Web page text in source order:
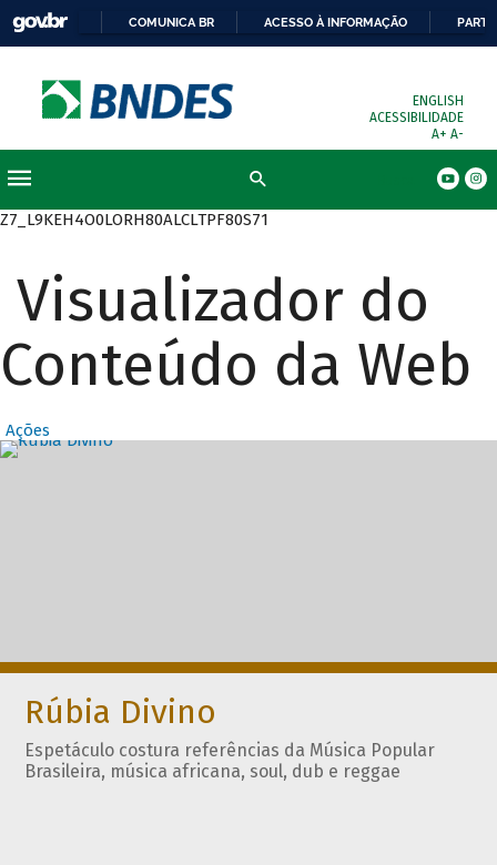
COMUNICA BR ACESSO À INFORMAÇÃO
ENGLISH
ACESSIBILIDADE
A+ A-
Z7_L9KEH4O0LORH80ALCLTPF80S71
Visualizador do
Conteúdo da Web
Ações
Destaques
Rúbia Divino
Espetáculo costura referências da Música Popular
Brasileira, música africana, soul, dub e reggae